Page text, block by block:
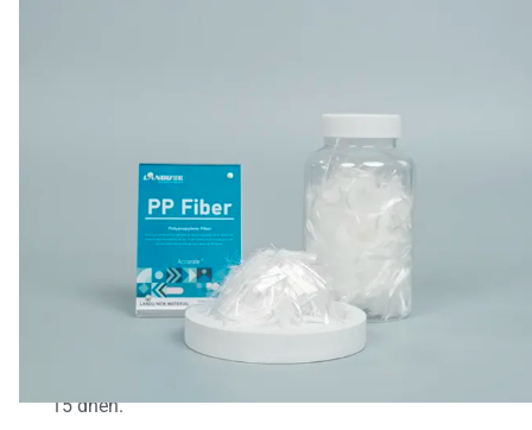
Vaš vzorec
NOVASTAR
bo poslan
prek FedEx
15 dneh.